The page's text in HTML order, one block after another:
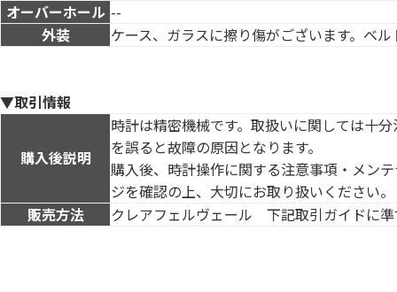
オーバーホール --
外装
ケース、ガラスに擦り傷がございます。ベ
▼取引情報
購入後説明
時計は精密機械です。取扱いに関しては十
を誤ると故障の原因となります。
購入後、時計操作に関する注意事項・メン
ジを確認の上、大切にお取り扱いください。
販売方法
クレアフェルヴェール 下記取引ガイドに